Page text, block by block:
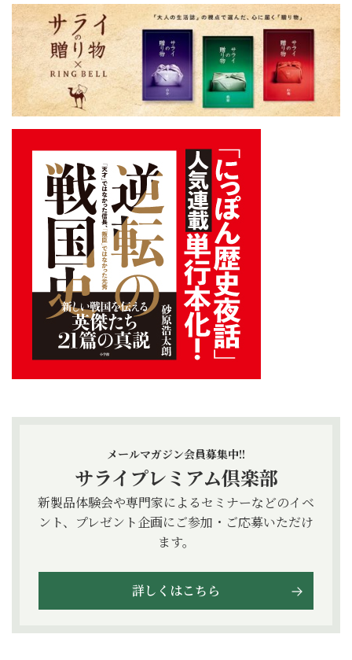
メールマガジン会員募集中!!
サライプレミアム倶楽部
新製品体験会や専門家によるセミナーなどのイベ
ント、プレゼント企画にご参加・ご応募いただけ
ます。
詳しくはこちら